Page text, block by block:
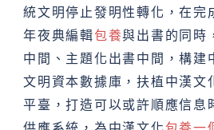
統文明停止發明性轉化，在完
年夜典編輯包養與出書的同時
中間、主題化出書中間，構建
文明資本數據庫，扶植中漢文
平臺，打造可以或許順應信息